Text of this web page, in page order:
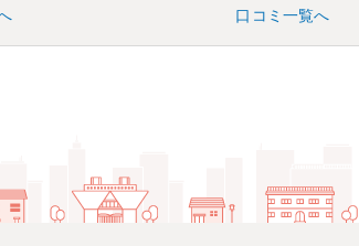
口コミ一覧へ